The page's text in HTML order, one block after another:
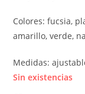
Colores: fucsia,
amarillo, verde,
Medidas:
Sin existencias